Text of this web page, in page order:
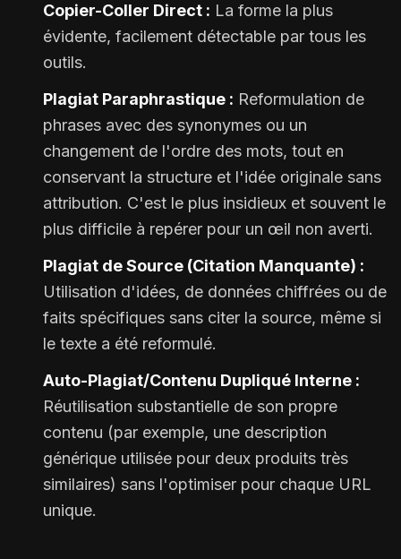
Copier-Coller Direct : La forme la plus
évidente, facilement détectable par tous les
outils.
Plagiat Paraphrastique : Reformulation de
phrases avec des synonymes ou un
changement de l'ordre des mots, tout en
conservant la structure et l'idée originale sans
attribution. C'est le plus insidieux et souvent le
plus difficile à repérer pour un œil non averti.
Plagiat de Source (Citation Manquante) :
Utilisation d'idées, de données chiffrées ou de
faits spécifiques sans citer la source, même si
le texte a été reformulé.
Auto-Plagiat/Contenu Dupliqué Interne :
Réutilisation substantielle de son propre
contenu (par exemple, une description
générique utilisée pour deux produits très
similaires) sans l'optimiser pour chaque URL
unique.